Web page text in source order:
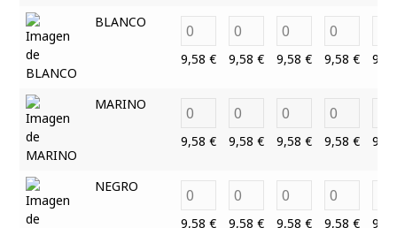
BLANCO
9,58 € 9,58 € 9,58 € 9,58 €
MARINO
9,58 € 9,58 € 9,58 € 9,58 €
NEGRO
9,58 € 9,58 € 9,58 € 9,58 €